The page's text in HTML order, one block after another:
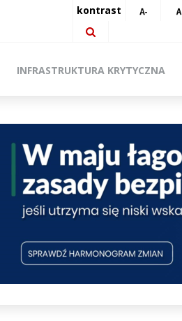
kontrast
INFRASTRUKTURA KRYTYCZNA